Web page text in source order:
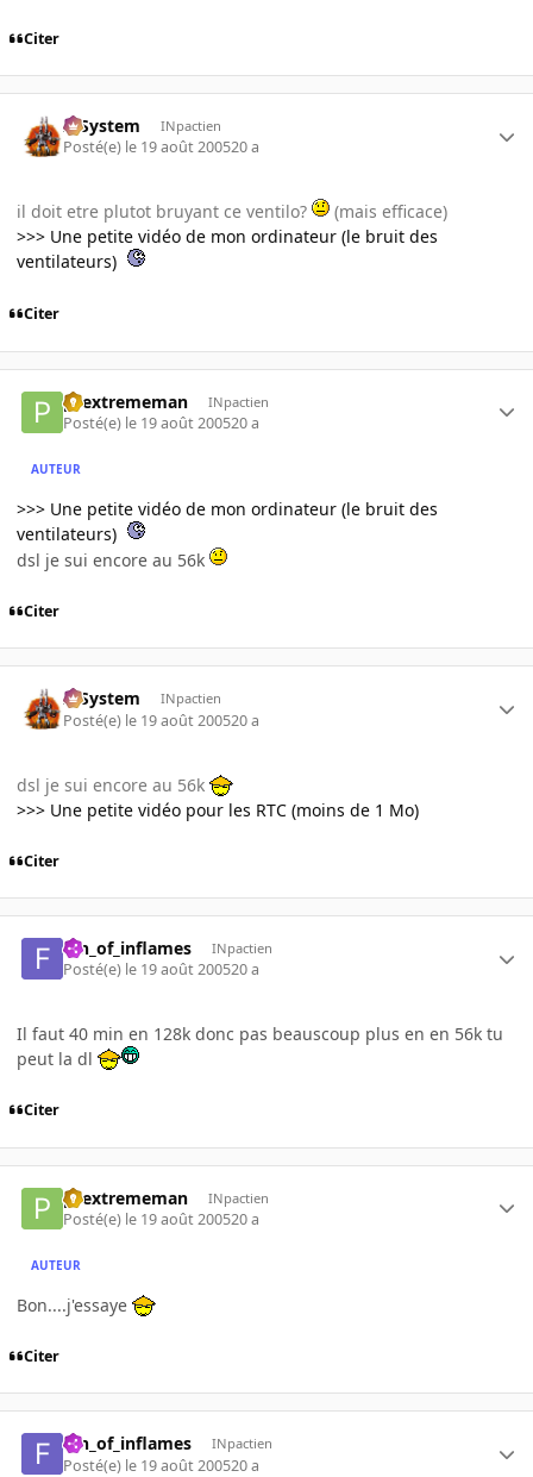
Citer
X-System INpactien
Posté(e) le 19 août 200520 a
il doit etre plutot bruyant ce ventilo?
(mais efficace)
>>> Une petite vidéo de mon ordinateur (le bruit des
ventilateurs)
Citer
pcextrememan INpactien
Posté(e) le 19 août 200520 a
AUTEUR
>>> Une petite vidéo de mon ordinateur (le bruit des
ventilateurs)
dsl je sui encore au 56k
Citer
X-System INpactien
Posté(e) le 19 août 200520 a
dsl je sui encore au 56k
>>> Une petite vidéo pour les RTC (moins de 1 Mo)
Citer
fan_of_inflames INpactien
Posté(e) le 19 août 200520 a
Il faut 40 min en 128k donc pas beauscoup plus en en 56k tu
peut la dl
Citer
pcextrememan INpactien
Posté(e) le 19 août 200520 a
AUTEUR
Bon....j'essaye
Citer
fan_of_inflames INpactien
Posté(e) le 19 août 200520 a